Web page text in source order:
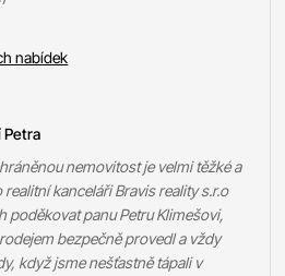
nabídek
Petra
nemovitost je velmi těžké a
kanceláři Bravis reality s.r.o
poděkovat panu Petru Klimešovi,
bezpečně provedl a vždy
když jsme nešťastně tápali v